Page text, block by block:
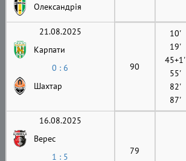
Олександрія
21.08.2025
Карпати
0 : 6
Шахтар
90
10'
19'
45+1'
55'
82'
87'
16.08.2025
Верес
1 : 5
79